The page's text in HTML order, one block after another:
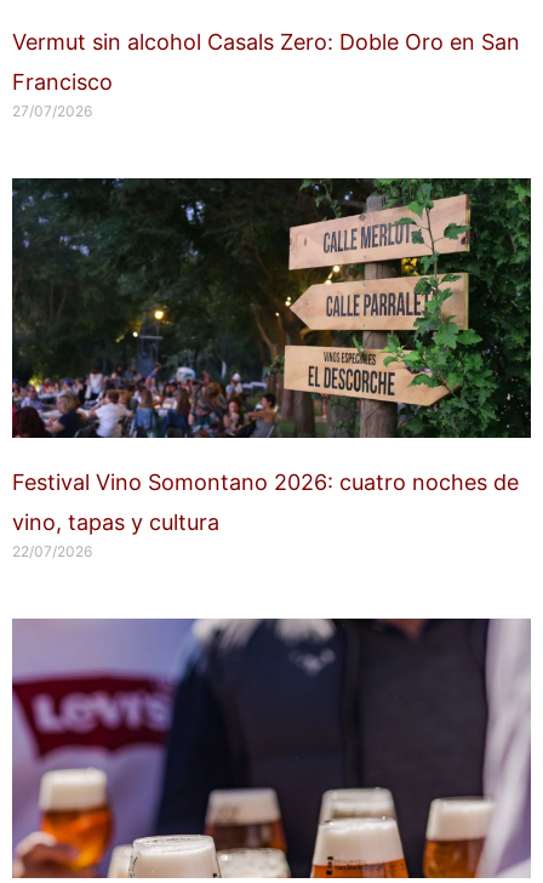
Vermut sin alcohol Casals Zero: Doble Oro en San
Francisco
27/07/2026
Festival Vino Somontano 2026: cuatro noches de
vino, tapas y cultura
22/07/2026